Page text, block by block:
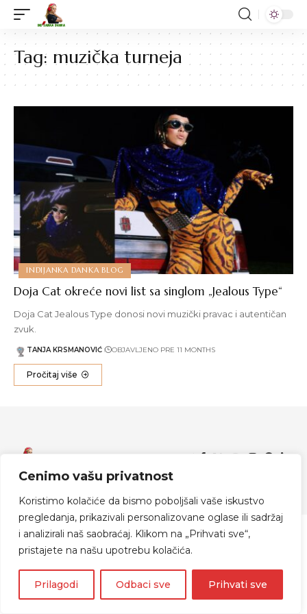
Cenimo vašu privatnost
Koristimo kolačiće da bismo poboljšali vaše iskustvo
pregledanja, prikazivali personalizovane oglase ili sadržaj
i analizirali naš saobraćaj. Klikom na „Prihvati sve“,
pristajete na našu upotrebu kolačića.
Prilagodi Odbaci sve Prihvati sve
Tag: muzička turneja
INDIJANKA DANKA BLOG
Doja Cat okreće novi list sa singlom „Jealous Type“
Doja Cat Jealous Type donosi novi muzički pravac i autentičan
zvuk.
TANJA KRSMANOVIĆ OBJAVLJENO PRE 11 MONTHS
Pročitaj više
© 2024 Indijanka Danka